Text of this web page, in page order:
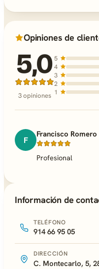
Opiniones de
5,0
3 opiniones
5
4
3
2
1
F
Francisco Romero
Profesional
Información de
TELÉFONO
914 66 95 05
DIRECCIÓN
C. Montecarlo, 5,